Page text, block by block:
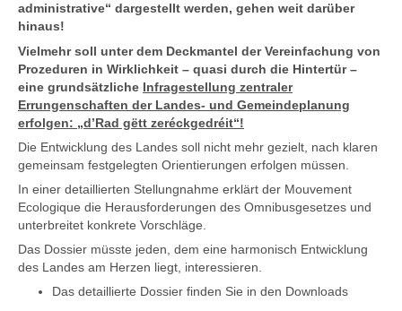
administrative“ dargestellt werden, gehen weit darüber
hinaus!
Vielmehr soll unter dem Deckmantel der Vereinfachung von
Prozeduren in Wirklichkeit – quasi durch die Hintertür –
eine grundsätzliche Infragestellung zentraler
Errungenschaften der Landes- und Gemeindeplanung
erfolgen: „d’Rad gëtt zeréckgedréit“!
Die Entwicklung des Landes soll nicht mehr gezielt, nach klaren
gemeinsam festgelegten Orientierungen erfolgen müssen.
In einer detaillierten Stellungnahme erklärt der Mouvement
Ecologique die Herausforderungen des Omnibusgesetzes und
unterbreitet konkrete Vorschläge.
Das Dossier müsste jeden, dem eine harmonisch Entwicklung
des Landes am Herzen liegt, interessieren.
Das detaillierte Dossier finden Sie in den Downloads